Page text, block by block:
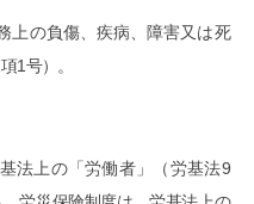
上の負傷、疾病、障害又は死
1号）。
法上の「労働者」（労基法9